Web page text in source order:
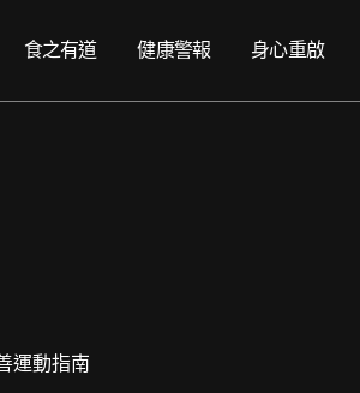
食之有道 健康警報 身心重啟